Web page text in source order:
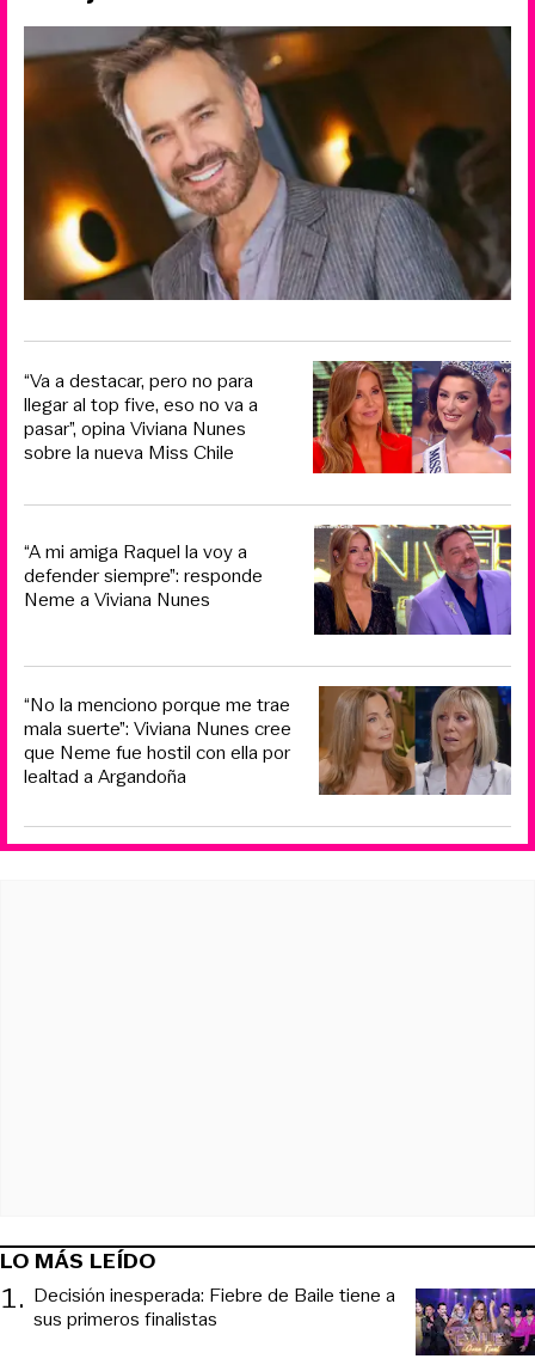
“Va a destacar, pero no para
llegar al top five, eso no va a
pasar”, opina Viviana Nunes
sobre la nueva Miss Chile
“A mi amiga Raquel la voy a
defender siempre”: responde
Neme a Viviana Nunes
“No la menciono porque me trae
mala suerte”: Viviana Nunes cree
que Neme fue hostil con ella por
lealtad a Argandoña
LO MÁS LEÍDO
1. Decisión inesperada: Fiebre de Baile tiene a
sus primeros finalistas